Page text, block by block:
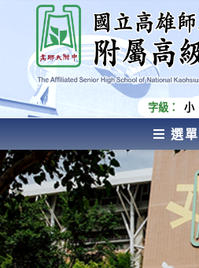
內
容
國立高雄師範大學附屬高級中學
High School of National
University
字級： 小
選單
AFFILIATED SENIOR HIGH
KAOHSIUNG